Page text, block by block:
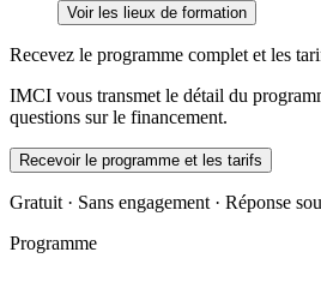
Voir les lieux de formation
Recevez le programme complet et les
IMCI vous transmet le détail du
questions sur le financement.
Recevoir le programme et les tarifs
Gratuit · Sans engagement · Réponse
Programme